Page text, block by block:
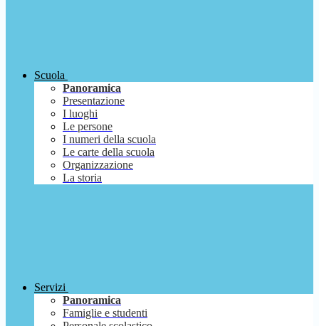
Scuola
Panoramica
Presentazione
I luoghi
Le persone
I numeri della scuola
Le carte della scuola
Organizzazione
La storia
Servizi
Panoramica
Famiglie e studenti